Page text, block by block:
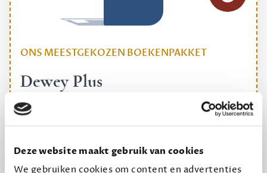
Deze website maakt gebruik van cookies
We gebruiken cookies om content en advertenties
ONS MEESTGEKOZEN BOEKENPAKKET
Dewey Plus
Een originele manier om je reading challenge te
halen.